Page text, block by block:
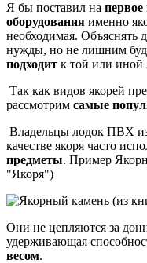
Я бы поставил на первое
оборудования именно
необходимая. Объяснять
нужды, но не лишним
подходит к той или иной
Так как видов якорей
рассмотрим самые
Владельцы лодок ПВХ
качестве якоря часто
предметы. Пример
"Якоря")
Они не цепляются за
удерживающая
весом.